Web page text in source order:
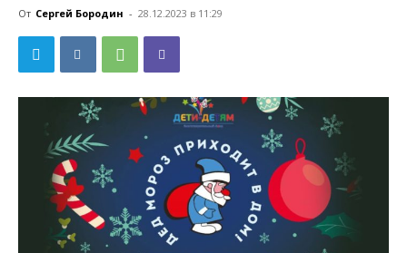
От Сергей Бородин - 28.12.2023 в 11:29